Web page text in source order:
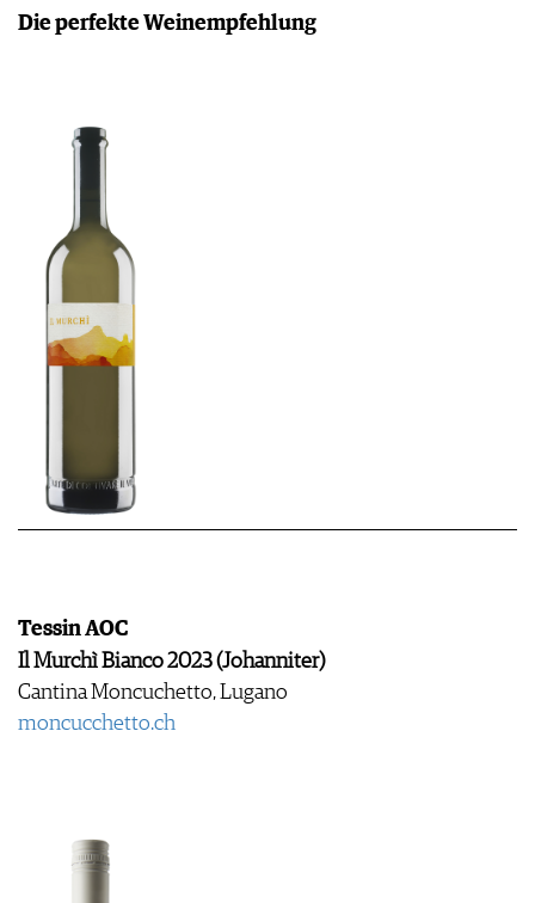
Die perfekte Weinempfehlung
Tessin AOC
Il Murchì Bianco 2023 (Johanniter)
Cantina Moncuchetto, Lugano
​​​​​​​moncucchetto.ch